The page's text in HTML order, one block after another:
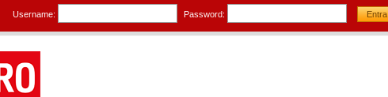
Username: Password: